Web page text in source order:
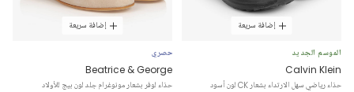
إضافة سريعة
الموسم الجديد
Calvin Klein
حذاء رياضي سهل الارتداء بشعار CK لون أسود
إضافة سريعة
حصري
Beatrice & George
حذاء لوفر بشعار مونوغرام جلد لون بيج للأولاد